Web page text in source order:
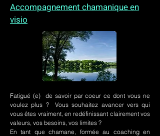
Accompagnement chamanique en
visio
Fatigué (e) de savoir par coeur ce dont vous ne
voulez plus ? Vous souhaitez avancer vers qui
vous êtes vraiment, en redéfinissant clairement vos
valeurs, vos besoins, vos limites ?
En tant que chamane, formée au coaching en